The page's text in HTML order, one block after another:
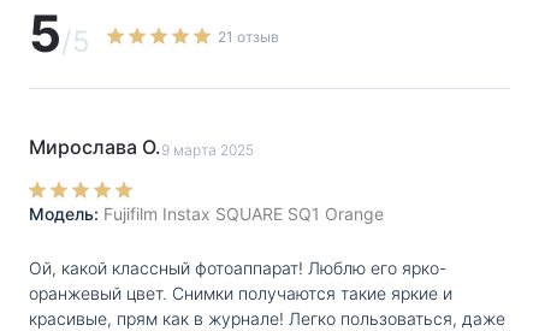
кадров. Благодаря его наличию пользователь всегда
будет в курсе, сколько фотографий он еще сможет
сделать. - Стильный внешний вид. Камера Instax SQ 1
терракотовый, освежающий голубой и сияющий
белый. В комплекте с фотоаппаратом идут две
литиевые батарейки, заряда которых хватит более чем
на 30 фотографий. Комплектация: фотоаппарат, 2
батарейки CR2, ремешок на запястье.
5/5 21 отзыв
Мирослава О.9 марта 2025
Модель: Fujifilm Instax SQUARE SQ1 Orange
Ой, какой классный фотоаппарат! Люблю его ярко-
оранжевый цвет. Снимки получаются такие яркие и
красивые, прям как в журнале! Легко пользоваться, даже